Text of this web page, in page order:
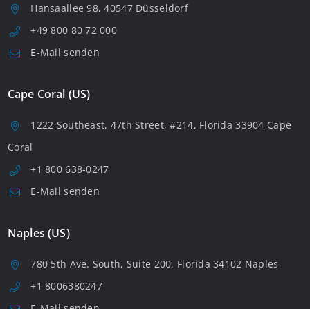
Hansaallee 98, 40547 Düsseldorf
+49 800 80 72 000
E-Mail senden
Cape Coral (US)
1222 Southeast, 47th Street, #214, Florida 33904 Cape
Coral
+1 800 638-0247
E-Mail senden
Naples (US)
780 5th Ave. South, Suite 200, Florida 34102 Naples
+1 8006380247